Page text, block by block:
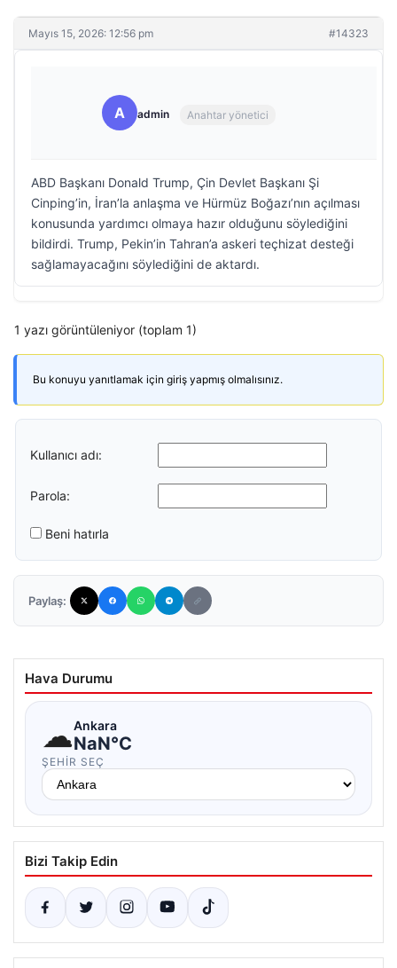
Mayıs 15, 2026: 12:56 pm #14323
A admin Anahtar yönetici
ABD Başkanı Donald Trump, Çin Devlet Başkanı Şi
Cinping’in, İran’la anlaşma ve Hürmüz Boğazı’nın açılması
konusunda yardımcı olmaya hazır olduğunu söylediğini
bildirdi. Trump, Pekin’in Tahran’a askeri teçhizat desteği
sağlamayacağını söylediğini de aktardı.
1 yazı görüntüleniyor (toplam 1)
Bu konuyu yanıtlamak için giriş yapmış olmalısınız.
Kullanıcı adı:
Parola:
Beni hatırla
Paylaş:
Hava Durumu
☁Ankara
NaN°C
ŞEHIR SEÇ
Bizi Takip Edin